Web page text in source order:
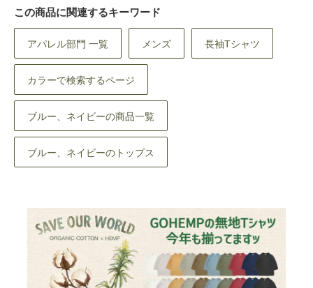
この商品に関連するキーワード
アパレル部門 一覧 メンズ 長袖Tシャツ
カラーで検索するページ
ブルー、ネイビーの商品一覧
ブルー、ネイビーのトップス